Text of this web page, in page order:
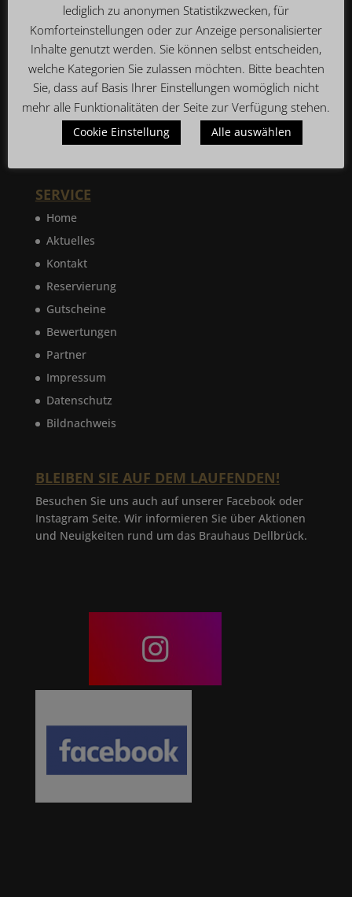
KONTAKT
Restaurant
Brauhaus Dellbrück
Dellbrücker Hauptstraße 61
51069 Köln Dellbrück
Telefon: 0221 – 922 328 55
info@brauhaus-dellbrueck.de
SERVICE
Home
Aktuelles
Kontakt
Reservierung
Gutscheine
Bewertungen
Partner
Impressum
Datenschutz
Bildnachweis
BLEIBEN SIE AUF DEM LAUFENDEN!
Besuchen Sie uns auch auf unserer Facebook oder
Instagram Seite. Wir informieren Sie über Aktionen
und Neuigkeiten rund um das Brauhaus Dellbrück.
lediglich zu anonymen Statistikzwecken, für
Komforteinstellungen oder zur Anzeige personalisierter
Inhalte genutzt werden. Sie können selbst entscheiden,
welche Kategorien Sie zulassen möchten. Bitte beachten
Sie, dass auf Basis Ihrer Einstellungen womöglich nicht
mehr alle Funktionalitäten der Seite zur Verfügung stehen.
Cookie Einstellung Alle auswählen